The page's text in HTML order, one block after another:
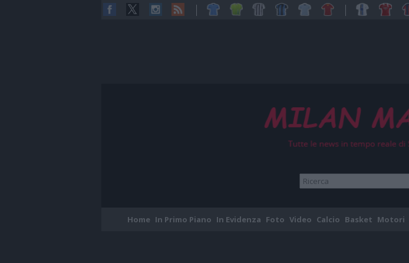
Home In Primo Piano In Evidenza Foto Video Calcio Basket Motori